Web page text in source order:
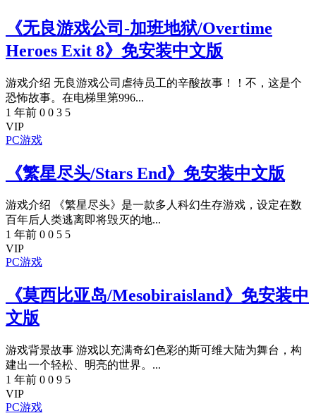
《无良游戏公司-加班地狱/Overtime
Heroes Exit 8》免安装中文版
游戏介绍 无良游戏公司虐待员工的辛酸故事！！不，这是个
恐怖故事。在电梯里第996...
1 年前 0 0 3 5
VIP
PC游戏
《繁星尽头/Stars End》免安装中文版
游戏介绍 《繁星尽头》是一款多人科幻生存游戏，设定在数
百年后人类逃离即将毁灭的地...
1 年前 0 0 5 5
VIP
PC游戏
《莫西比亚岛/Mesobiraisland》免安装中
文版
游戏背景故事 游戏以充满奇幻色彩的斯可维大陆为舞台，构
建出一个轻松、明亮的世界。...
1 年前 0 0 9 5
VIP
PC游戏